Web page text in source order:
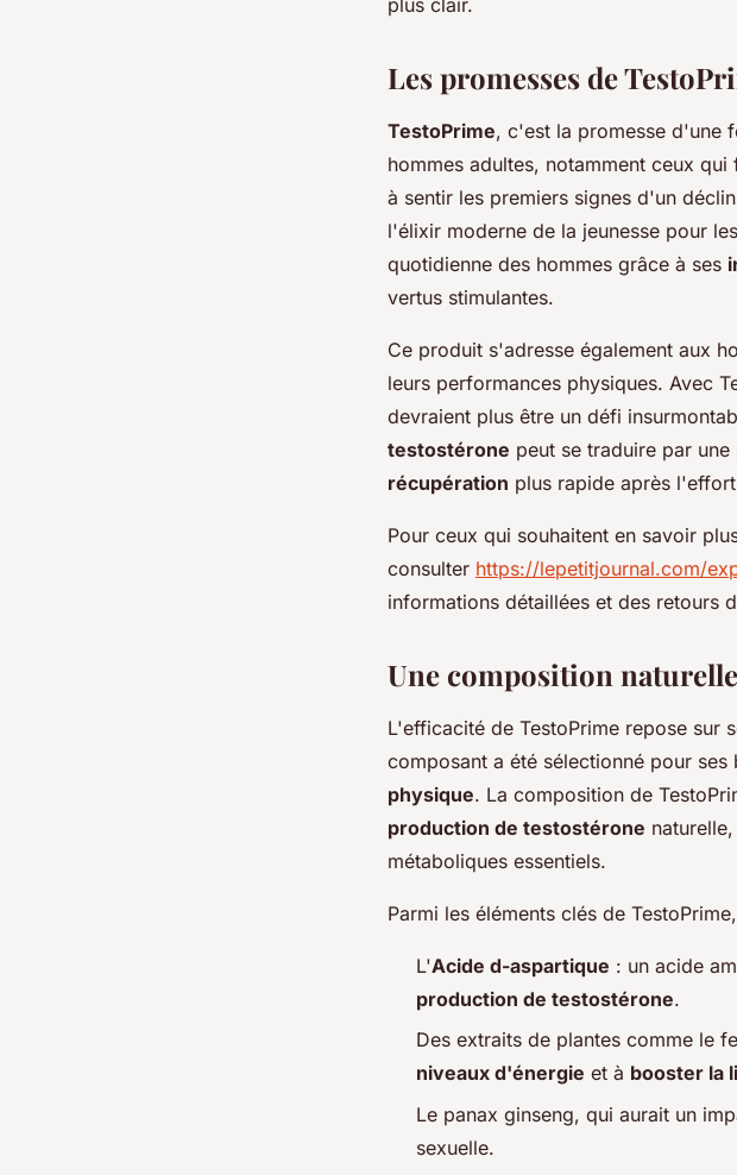
plus clair.
Les promesses de
TestoPrime, c'est la promesse d'une
hommes adultes, notamment ceux
à sentir les premiers signes d'un
l'élixir moderne de la jeunesse pour
quotidienne des hommes grâce à ses
vertus stimulantes.
Ce produit s'adresse également aux
leurs performances physiques. Avec
devraient plus être un défi
testostérone peut se traduire par une
récupération plus rapide après
Pour ceux qui souhaitent en savoir
consulter https://lepetitjournal.com/
informations détaillées et des retours
Une composition
L'efficacité de TestoPrime repose sur
composant a été sélectionné pour
physique. La composition de
production de testostérone
métaboliques essentiels.
Parmi les éléments clés de
L'Acide d-aspartique : un acide
production de testostérone.
Des extraits de plantes comme le
niveaux d'énergie et à booster la
Le panax ginseng, qui aurait un
sexuelle.